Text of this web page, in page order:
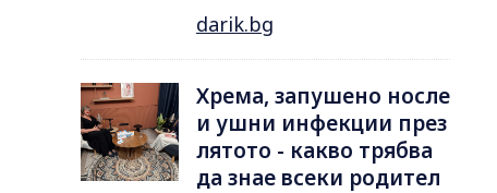
darik.bg
Хрема, запушено носле
и ушни инфекции през
лятотo - какво трябва
да знае всеки родител